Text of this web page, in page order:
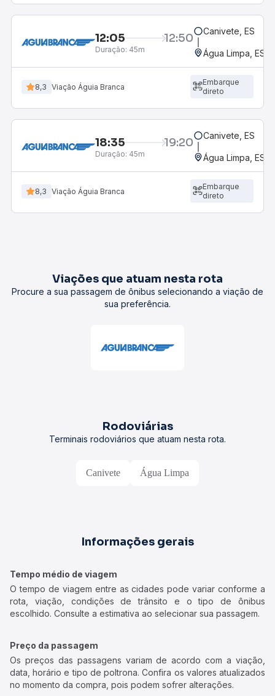
12:05 12:50
Duração: 45m
Canivete, ES
Água Limpa, ES
8,3 Viação Águia Branca
Embarque
direto
18:35 19:20
Duração: 45m
Canivete, ES
Água Limpa, ES
8,3 Viação Águia Branca
Embarque
direto
Viações que atuam nesta rota
Procure a sua passagem de ônibus selecionando a viação de
sua preferência.
Rodoviárias
Terminais rodoviários que atuam nesta rota.
Canivete Água Limpa
Informações gerais
Tempo médio de viagem
O tempo de viagem entre as cidades pode variar conforme a
rota, viação, condições de trânsito e o tipo de ônibus
escolhido. Consulte a estimativa ao selecionar sua passagem.
Preço da passagem
Os preços das passagens variam de acordo com a viação,
data, horário e tipo de poltrona. Confira os valores atualizados
no momento da compra, pois podem sofrer alterações.